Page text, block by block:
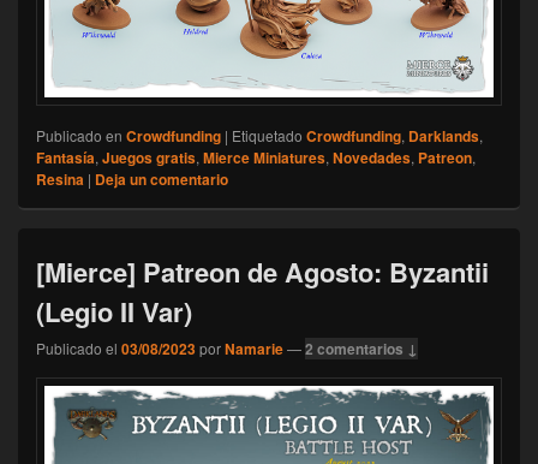
Publicado en Crowdfunding | Etiquetado Crowdfunding, Darklands,
Fantasía, Juegos gratis, Mierce Miniatures, Novedades, Patreon,
Resina | Deja un comentario
[Mierce] Patreon de Agosto: Byzantii
(Legio II Var)
Publicado el 03/08/2023porNamarie—2 comentarios ↓